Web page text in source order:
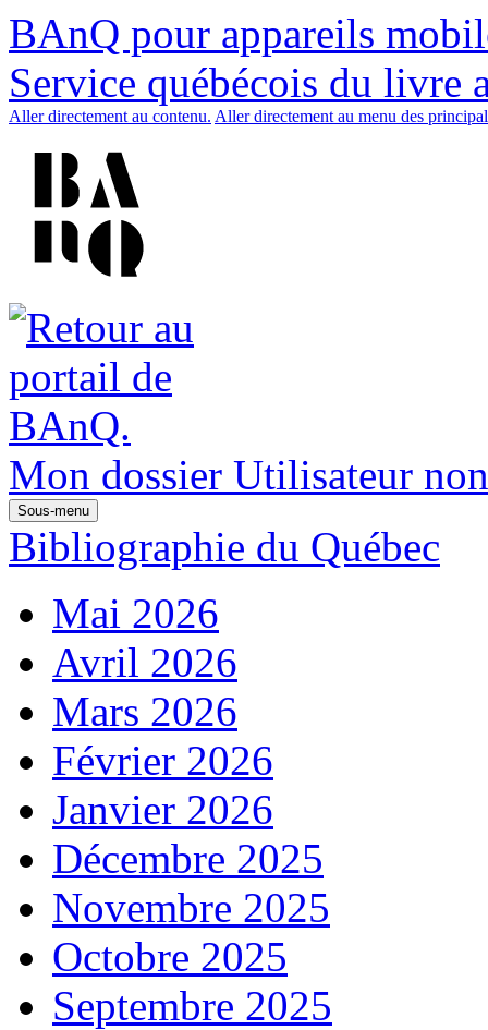
BAnQ pour appareils
Service québécois du livre
Aller directement au contenu. Aller directement au menu des
Mon dossier Utilisateur
Sous-menu
Bibliographie du Québec
Mai 2026
Avril 2026
Mars 2026
Février 2026
Janvier 2026
Décembre 2025
Novembre 2025
Octobre 2025
Septembre 2025